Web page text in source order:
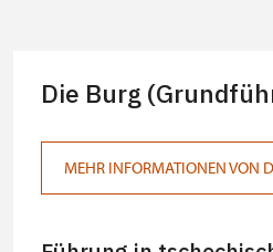
Die Burg
MEHR INFORMATIONEN VON